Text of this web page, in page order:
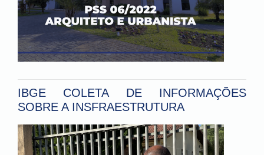
IBGE COLETA DE INFORMAÇÕES
SOBRE A INSFRAESTRUTURA